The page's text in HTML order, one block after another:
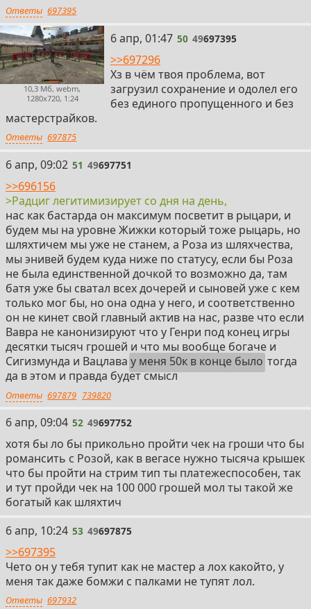
Ответы 697395
10,3 Мб, webm,
1280x720, 1:24
50
6 апр, 01:47 50 49697395
>>697296
Хз в чём твоя проблема, вот
загрузил сохранение и одолел его
без единого пропущенного и без
мастерстрайков.
Ответы 697875
51
6 апр, 09:02 51 49697751
>>696156
>Радциг легитимизирует со дня на день,
нас как бастарда он максимум посветит в рыцари, и
будем мы на уровне Жижки который тоже рыцарь, но
шляхтичем мы уже не станем, а Роза из шляхчества,
мы энивей будем куда ниже по статусу, если бы Роза
не была единственной дочкой то возможно да, там
батя уже бы сватал всех дочерей и сыновей уже с кем
только мог бы, но она одна у него, и соответственно
он не кинет свой главный актив на нас, разве что если
Вавра не канонизируют что у Генри под конец игры
десятки тысяч грошей и что мы вообще богаче и
Сигизмунда и Вацлава у меня 50к в конце было тогда
да в этом и правда будет смысл
Ответы 697879 739820
52
6 апр, 09:04 52 49697752
хотя бы ло бы прикольно пройти чек на гроши что бы
романсить с Розой, как в вегасе нужно тысяча крышек
что бы пройти на стрим тип ты платежеспособен, так
и тут пройди чек на 100 000 грошей мол ты такой же
богатый как шляхтич
53
6 апр, 10:24 53 49697875
>>697395
Чето он у тебя тупит как не мастер а лох какойто, у
меня так даже бомжи с палками не тупят лол.
Ответы 697932